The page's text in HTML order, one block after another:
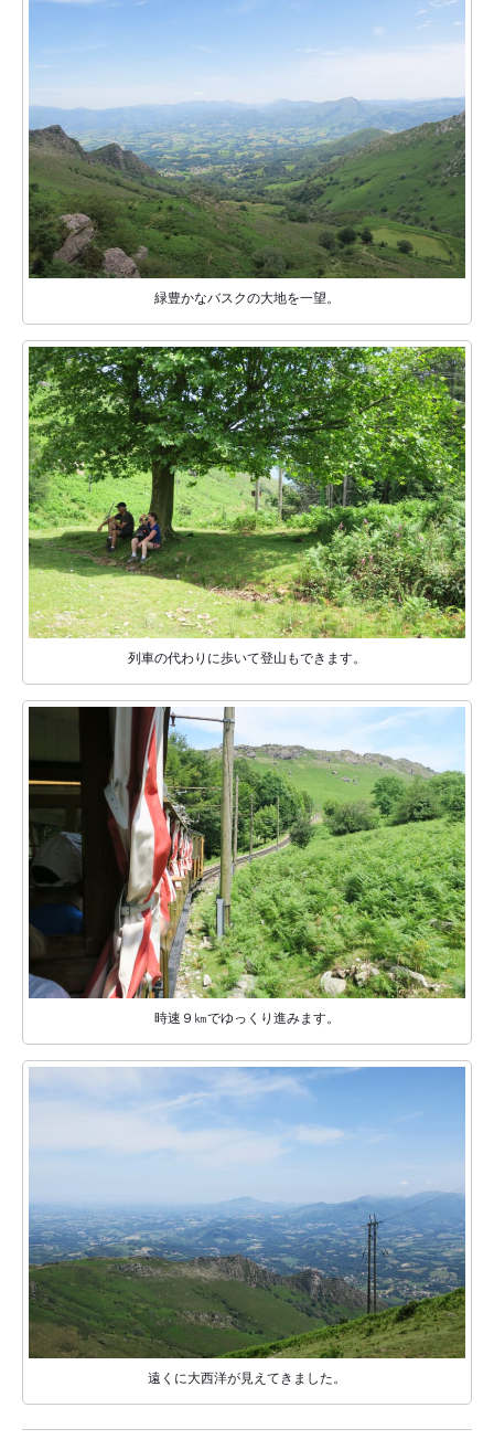
緑豊かなバスクの大地を一望。
列車の代わりに歩いて登山もできます。
時速９㎞でゆっくり進みます。
遠くに大西洋が見えてきました。